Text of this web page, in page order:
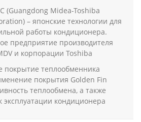
(Guangdong Midea-Toshiba
– японские технологии для
работы кондиционера.
предприятие производителя
и корпорации Toshiba
покрытие теплообменника
покрытия Golden Fin
теплообмена, а также
эксплуатации кондиционера